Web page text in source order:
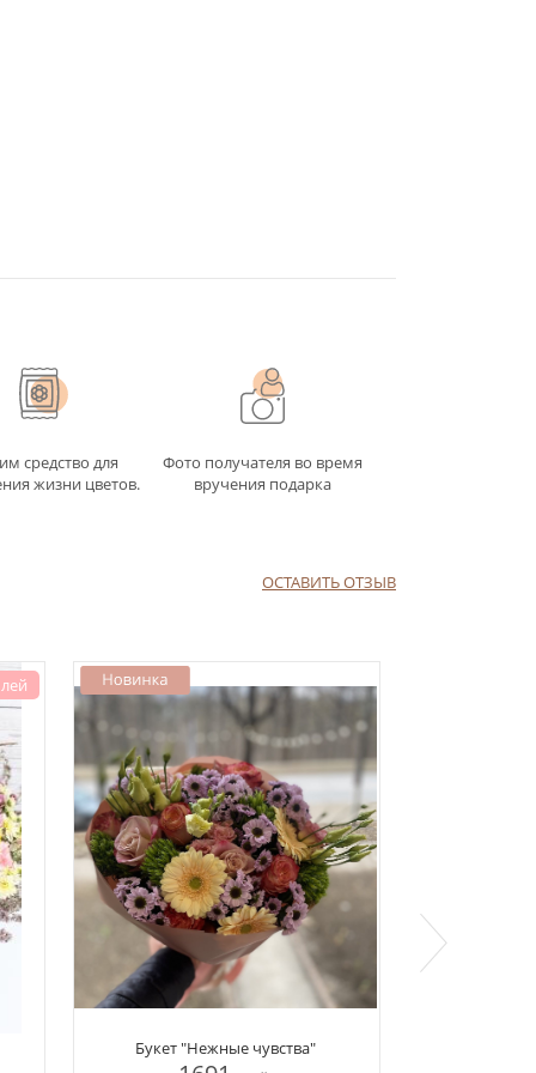
от того,
средство для
жизни цветов.
Фото получателя во время
вручения подарка
ОСТАВИТЬ ОТЗЫВ
Букет "Нежные чувства"